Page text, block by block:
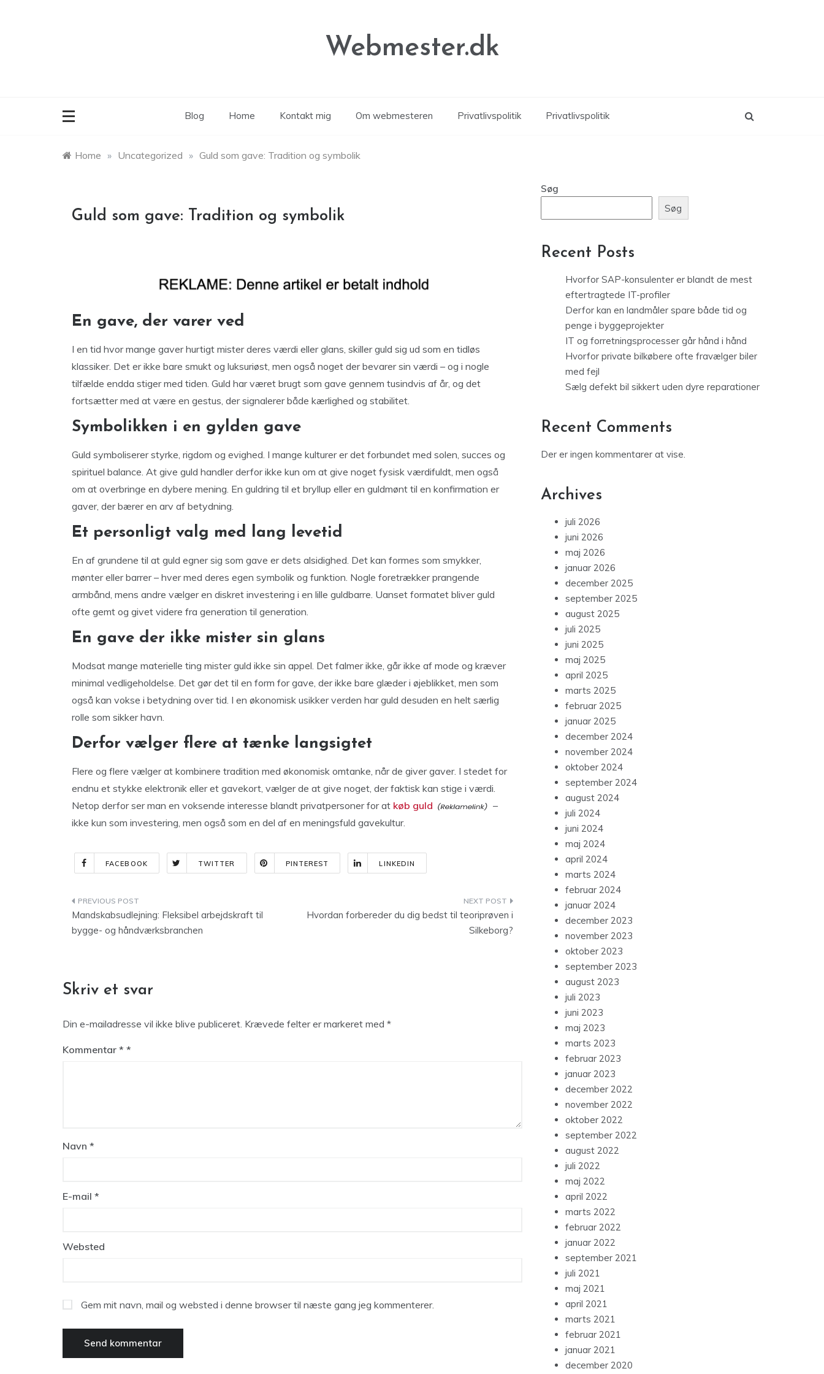
Webmester.dk
Blog Home Kontakt mig Om webmesteren Privatlivspolitik Privatlivspolitik
Home » Uncategorized » Guld som gave: Tradition og symbolik
Guld som gave: Tradition og symbolik
En gave, der varer ved
I en tid hvor mange gaver hurtigt mister deres værdi eller glans, skiller guld sig ud som en tidløs
klassiker. Det er ikke bare smukt og luksuriøst, men også noget der bevarer sin værdi – og i nogle
tilfælde endda stiger med tiden. Guld har været brugt som gave gennem tusindvis af år, og det
fortsætter med at være en gestus, der signalerer både kærlighed og stabilitet.
Symbolikken i en gylden gave
Guld symboliserer styrke, rigdom og evighed. I mange kulturer er det forbundet med solen, succes og
spirituel balance. At give guld handler derfor ikke kun om at give noget fysisk værdifuldt, men også
om at overbringe en dybere mening. En guldring til et bryllup eller en guldmønt til en konfirmation er
gaver, der bærer en arv af betydning.
Et personligt valg med lang levetid
En af grundene til at guld egner sig som gave er dets alsidighed. Det kan formes som smykker,
mønter eller barrer – hver med deres egen symbolik og funktion. Nogle foretrækker prangende
armbånd, mens andre vælger en diskret investering i en lille guldbarre. Uanset formatet bliver guld
ofte gemt og givet videre fra generation til generation.
En gave der ikke mister sin glans
Modsat mange materielle ting mister guld ikke sin appel. Det falmer ikke, går ikke af mode og kræver
minimal vedligeholdelse. Det gør det til en form for gave, der ikke bare glæder i øjeblikket, men som
også kan vokse i betydning over tid. I en økonomisk usikker verden har guld desuden en helt særlig
rolle som sikker havn.
Derfor vælger flere at tænke langsigtet
Flere og flere vælger at kombinere tradition med økonomisk omtanke, når de giver gaver. I stedet for
endnu et stykke elektronik eller et gavekort, vælger de at give noget, der faktisk kan stige i værdi.
Netop derfor ser man en voksende interesse blandt privatpersoner for at køb guld
–
ikke kun som investering, men også som en del af en meningsfuld gavekultur.
FACEBOOK TWITTER PINTEREST LINKEDIN
Indlægsnavigation
Mandskabsudlejning: Fleksibel arbejdskraft til
bygge- og håndværksbranchen
Hvordan forbereder du dig bedst til teoriprøven i
Silkeborg?
Skriv et svar
Din e-mailadresse vil ikke blive publiceret. Krævede felter er markeret med *
Kommentar *
Navn *
E-mail *
Websted
Gem mit navn, mail og websted i denne browser til næste gang jeg kommenterer.
Søg
Søg
Recent Posts
Hvorfor SAP-konsulenter er blandt de mest
eftertragtede IT-profiler
Derfor kan en landmåler spare både tid og
penge i byggeprojekter
IT og forretningsprocesser går hånd i hånd
Hvorfor private bilkøbere ofte fravælger biler
med fejl
Sælg defekt bil sikkert uden dyre reparationer
Recent Comments
Der er ingen kommentarer at vise.
Archives
juli 2026
juni 2026
maj 2026
januar 2026
december 2025
september 2025
august 2025
juli 2025
juni 2025
maj 2025
april 2025
marts 2025
februar 2025
januar 2025
december 2024
november 2024
oktober 2024
september 2024
august 2024
juli 2024
juni 2024
maj 2024
april 2024
marts 2024
februar 2024
januar 2024
december 2023
november 2023
oktober 2023
september 2023
august 2023
juli 2023
juni 2023
maj 2023
marts 2023
februar 2023
januar 2023
december 2022
november 2022
oktober 2022
september 2022
august 2022
juli 2022
maj 2022
april 2022
marts 2022
februar 2022
januar 2022
september 2021
juli 2021
maj 2021
april 2021
marts 2021
februar 2021
januar 2021
december 2020